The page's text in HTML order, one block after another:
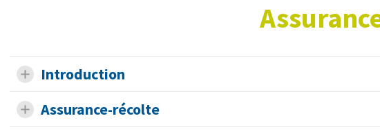
Introduction
Assurance-récolte